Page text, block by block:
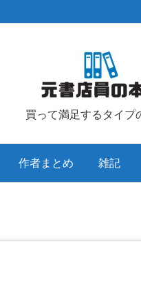
買って満足するタイプ
作者まとめ 雑記